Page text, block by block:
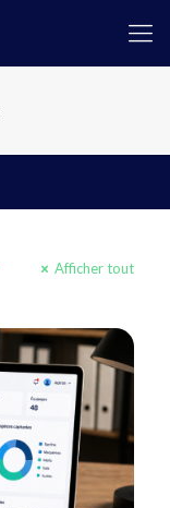
Afficher tout